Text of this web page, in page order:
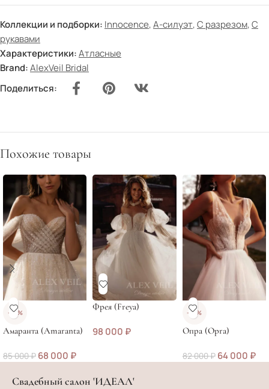
Коллекции и подборки: Innocence,А-силуэт,С разрезом,С
рукавами
Характеристики:Атласные
Brand:AlexVeil Bridal
Поделиться:
Похожие товары
-20%
Амаранта (Amaranta)
85 000₽ 68 000 ₽
Фрея (Freya)
98 000 ₽
-22%
Опра (Opra)
82 000₽ 64 000 ₽
Свадебный салон 'ИДЕАЛ'